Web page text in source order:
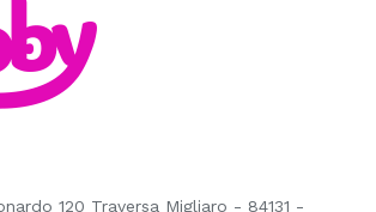
120 Traversa Migliaro - 84131 -